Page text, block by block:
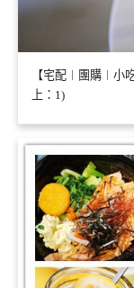
【宅配︱團購︱小
上：1)